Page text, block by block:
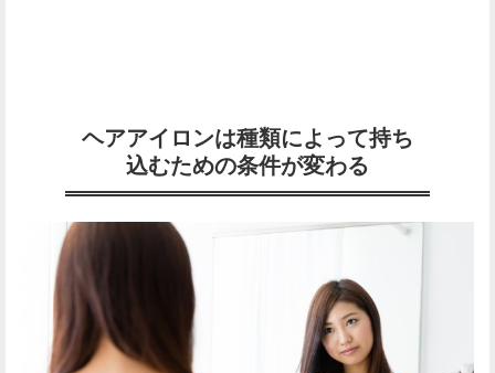
ヘアアイロンは種類によって持ち
込むための条件が変わる